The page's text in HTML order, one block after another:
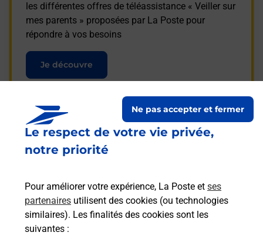
Le respect de votre vie privée,
notre priorité
Pour améliorer votre expérience, La Poste et ses
partenaires utilisent des cookies (ou technologies
similaires). Les finalités des cookies sont les
suivantes :
Ne pas accepter et fermer
les différentes offres de téléassistance « Veiller sur
mes parents » proposées par La Poste pour
répondre à vos besoins
Je découvre
Questions fréquemment
posées
La téléassistance classique avec
médaillon d’alarme qu’est ce que
c’est ?